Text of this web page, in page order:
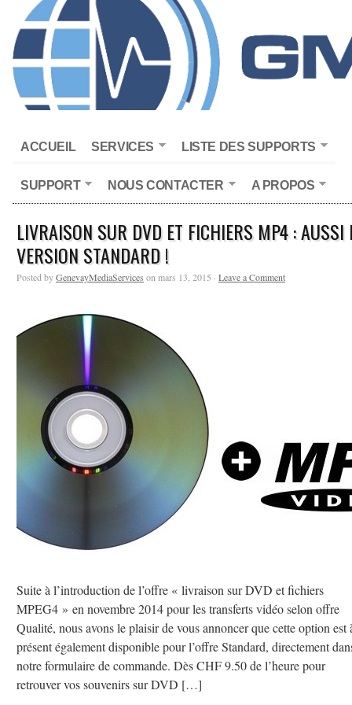
ACCUEIL SERVICES LISTE DES SUPPORTS
SUPPORT NOUS CONTACTER A PROPOS
LIVRAISON SUR DVD ET FICHIERS MP4 : AUSSI
VERSION STANDARD !
Posted byGenevayMediaServices on mars 13, 2015 · Leave a Comment
Suite à l’introduction de l’offre « livraison sur DVD et fichiers
MPEG4 » en novembre 2014 pour les transferts vidéo selon offre
Qualité, nous avons le plaisir de vous annoncer que cette option est
présent également disponible pour l’offre Standard, directement
notre formulaire de commande. Dès CHF 9.50 de l’heure pour
retrouver vos souvenirs sur DVD […]